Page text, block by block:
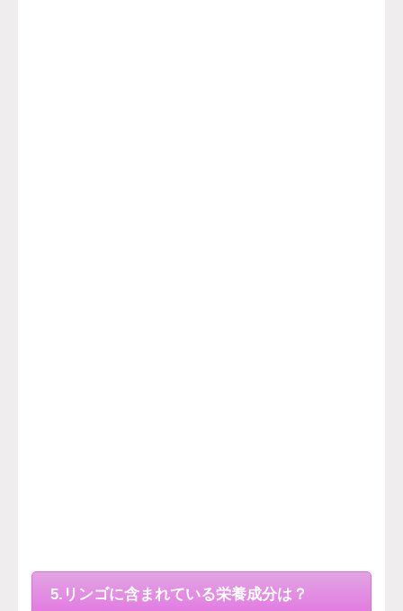
5.リンゴに含まれている栄養成分は？